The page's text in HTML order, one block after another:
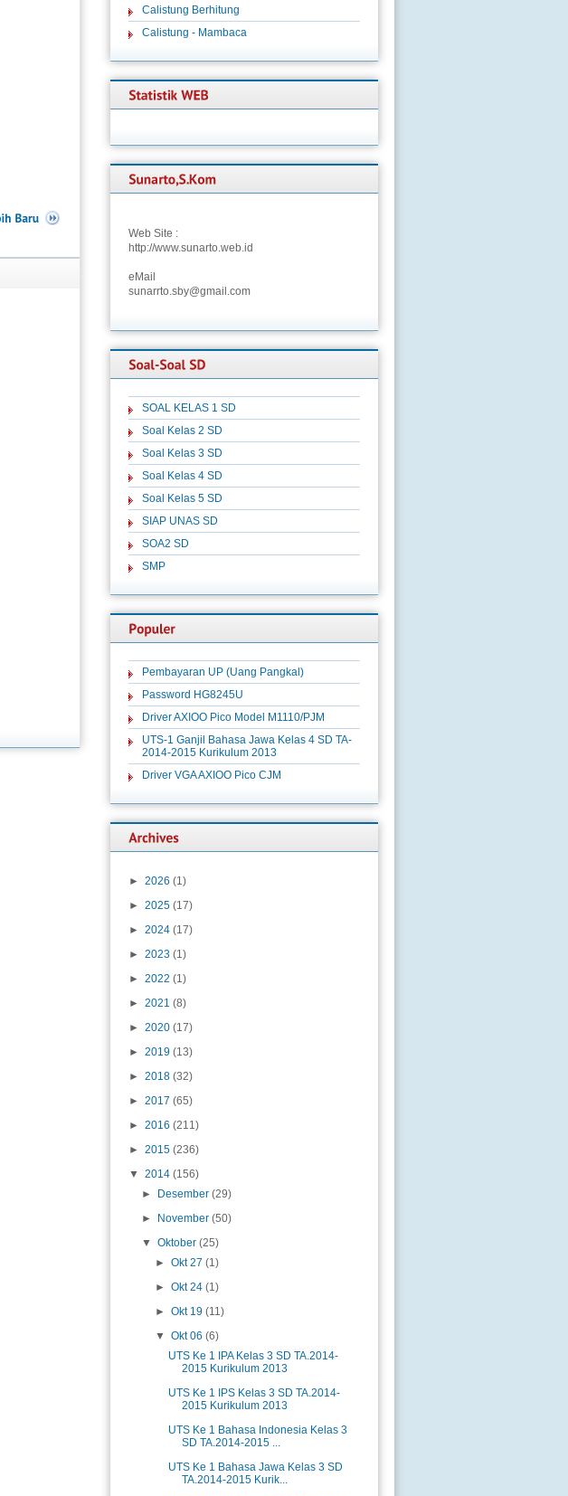
Calistung Berhitung
Calistung - Mambaca
Web Site :
http://www.sunarto.web.id
eMail
sunarrto.sby@gmail.com
SOAL KELAS 1 SD
Soal Kelas 2 SD
Soal Kelas 3 SD
Soal Kelas 4 SD
Soal Kelas 5 SD
SIAP UNAS SD
SOA2 SD
SMP
Pembayaran UP (Uang Pangkal)
Password HG8245U
Driver AXIOO Pico Model M1110/PJM
UTS-1 Ganjil Bahasa Jawa Kelas 4 SD TA-
2014-2015 Kurikulum 2013
Driver VGA AXIOO Pico CJM
► 2026 (1)
► 2025 (17)
► 2024 (17)
► 2023 (1)
► 2022 (1)
► 2021 (8)
► 2020 (17)
► 2019 (13)
► 2018 (32)
► 2017 (65)
► 2016 (211)
► 2015 (236)
▼ 2014 (156)
►
Desember (29)
►
November (50)
▼Oktober (25)
► Okt 27 (1)
► Okt 24 (1)
► Okt 19 (11)
▼ Okt 06 (6)
UTS Ke 1 IPA Kelas 3 SD TA.2014-
2015 Kurikulum 2013
UTS Ke 1 IPS Kelas 3 SD TA.2014-
2015 Kurikulum 2013
UTS Ke 1 Bahasa Indonesia Kelas 3
SD TA.2014-2015 ...
UTS Ke 1 Bahasa Jawa Kelas 3 SD
TA.2014-2015 Kurik...